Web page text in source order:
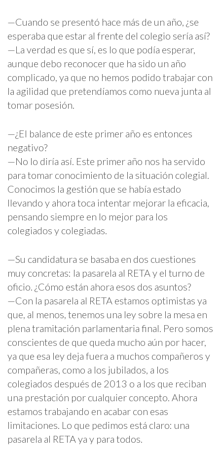
—Cuando se presentó hace más de un año, ¿se
esperaba que estar al frente del colegio sería así?
—La verdad es que sí, es lo que podía esperar,
aunque debo reconocer que ha sido un año
complicado, ya que no hemos podido trabajar con
la agilidad que pretendíamos como nueva junta al
tomar posesión.
—¿El balance de este primer año es entonces
negativo?
—No lo diría así. Este primer año nos ha servido
para tomar conocimiento de la situación colegial.
Conocimos la gestión que se había estado
llevando y ahora toca intentar mejorar la eficacia,
pensando siempre en lo mejor para los
colegiados y colegiadas.
—Su candidatura se basaba en dos cuestiones
muy concretas: la pasarela al RETA y el turno de
oficio. ¿Cómo están ahora esos dos asuntos?
—Con la pasarela al RETA estamos optimistas ya
que, al menos, tenemos una ley sobre la mesa en
plena tramitación parlamentaria final. Pero somos
conscientes de que queda mucho aún por hacer,
ya que esa ley deja fuera a muchos compañeros y
compañeras, como a los jubilados, a los
colegiados después de 2013 o a los que reciban
una prestación por cualquier concepto. Ahora
estamos trabajando en acabar con esas
limitaciones. Lo que pedimos está claro: una
pasarela al RETA ya y para todos.